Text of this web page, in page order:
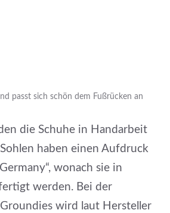
passt sich schön dem Fußrücken an
die Schuhe in Handarbeit
haben einen Aufdruck
wonach sie in
werden. Bei der
wird laut Hersteller